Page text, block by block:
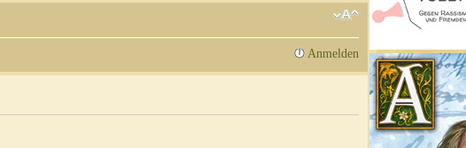
Anmelden